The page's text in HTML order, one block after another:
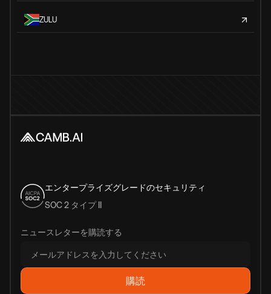
ZULU
エンタープライズグレードのセキュリティ
SOC 2 タイプ II
ニュースレターを購読する